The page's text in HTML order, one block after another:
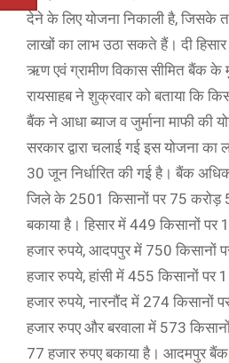
देने के लिए योजना निकाली है,
लाखों का लाभ उठा सकते हैं। दी
ऋण एवं ग्रामीण विकास सीमित बैंक के
रायसाहब ने शुक्रवार को बताया कि
बैंक ने आधा ब्याज व जुर्माना माफी की
सरकार द्वारा चलाई गई इस योजना
30 जून निर्धारित की गई है। बैंक
जिले के 2501 किसानों पर 75 करोड़
बकाया है। हिसार में 449 किसानों
हजार रुपये, आदपपुर में 750 किसानों
हजार रुपये, हांसी में 455 किसानों
हजार रुपये, नारनौंद में 274 किसानों
हजार रुपए और बरवाला में 573
77 हजार रुपए बकाया है। आदमपुर